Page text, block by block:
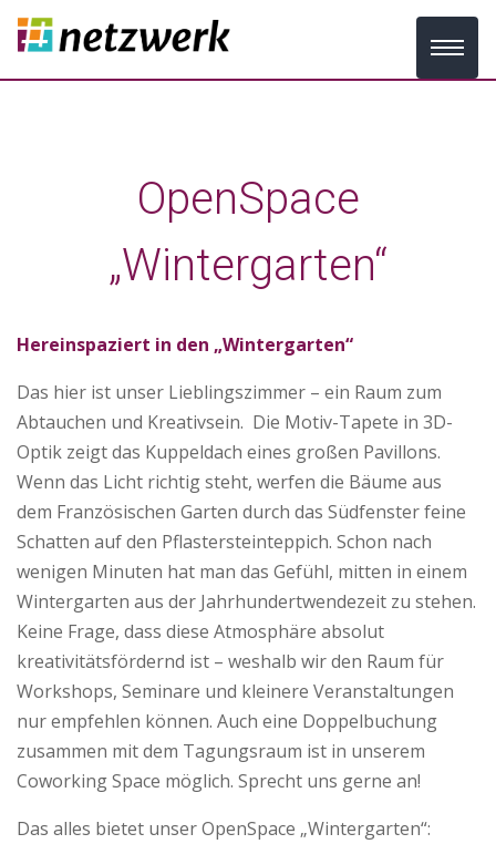
OpenSpace
„Wintergarten“
Hereinspaziert in den „Wintergarten“
Das hier ist unser Lieblingszimmer – ein Raum zum
Abtauchen und Kreativsein. Die Motiv-Tapete in 3D-
Optik zeigt das Kuppeldach eines großen Pavillons.
Wenn das Licht richtig steht, werfen die Bäume aus
dem Französischen Garten durch das Südfenster feine
Schatten auf den Pflastersteinteppich. Schon nach
wenigen Minuten hat man das Gefühl, mitten in einem
Wintergarten aus der Jahrhundertwendezeit zu stehen.
Keine Frage, dass diese Atmosphäre absolut
kreativitätsfördernd ist – weshalb wir den Raum für
Workshops, Seminare und kleinere Veranstaltungen
nur empfehlen können. Auch eine Doppelbuchung
zusammen mit dem Tagungsraum ist in unserem
Coworking Space möglich. Sprecht uns gerne an!
Das alles bietet unser OpenSpace „Wintergarten“: